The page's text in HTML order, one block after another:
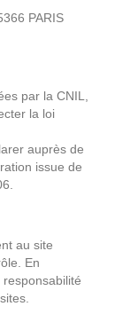
PARIS
par la CNIL,
la loi
auprès de
issue de
au site
En
responsabilité